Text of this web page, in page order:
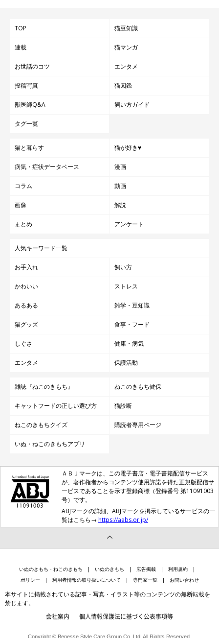
TOP 猫豆知識
連載 猫マンガ
お世話のコツ エンタメ
投稿写真 猫図鑑
獣医師Q&A 飼い方ガイド
タグ一覧
猫と暮らす 猫が好き♥
病気・症状データベース 漫画
コラム 動画
画像 解説
まとめ アンケート
人気キーワード一覧
お手入れ 飼い方
かわいい ストレス
あるある 雑学・豆知識
猫グッズ 食事・フード
しぐさ 健康・病気
エンタメ 保護活動
雑誌『ねこのきもち』 ねこのきもち健保
キャットフードの正しい選び方 猫診断
ねこのきもちクイズ 購読者専用ページ
いぬ・ねこのきもちアプリ
ＡＢＪマークは、この電子書店・電子書籍配信サービス
が、著作権者からコンテンツ使用許諾を得た正規版配信サ
ービスであることを示す登録商標（登録番号 第11091003
号）です。
ABJマークの詳細、ABJマークを掲示しているサービスの一
覧はこちら→ https://aebs.or.jp/
いぬのきもち・ねこのきもち いぬのきもち 広告掲載
利用規約
ポリシー
利用者情報の取り扱いについて 専門家一覧 お問い合わせ
本サイトに掲載されている記事・写真・イラスト等のコンテンツの無断転載を
禁じます。
会社案内 個人情報保護法に基づく公表事項等
Copyright © Benesse Style Care Group Co.,Ltd. All Rights Reserved.